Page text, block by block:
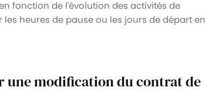
fonction de l'évolution des activités de
heures de pause ou les jours de départ en
modification du contrat de